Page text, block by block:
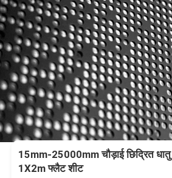
15mm-25000mm चौड़ाई छिद्रित
1X2m फ्लैट शीट